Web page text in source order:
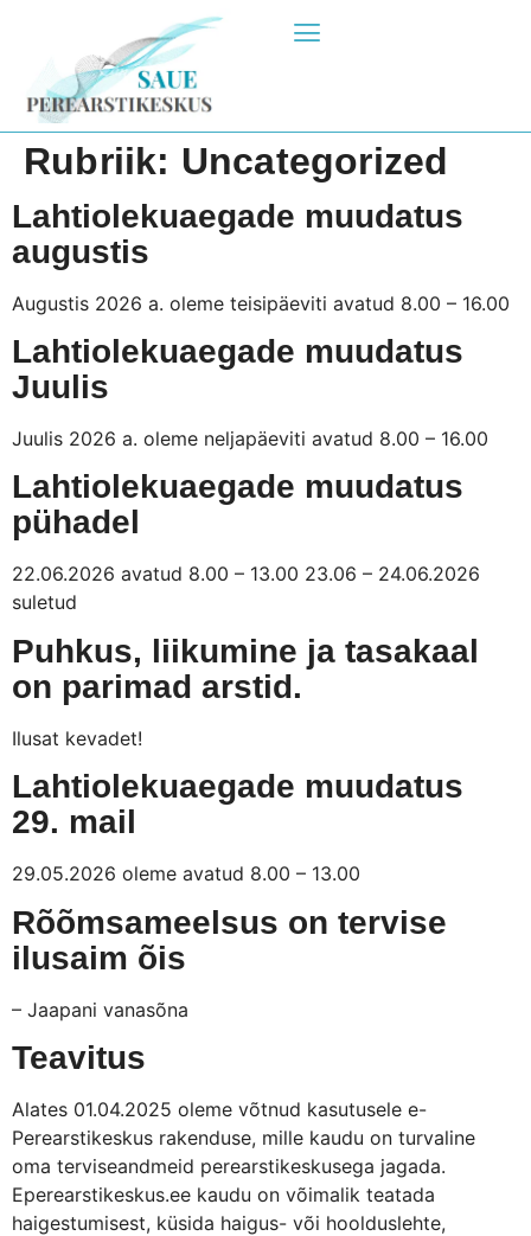
Rubriik: Uncategorized
Lahtiolekuaegade muudatus
augustis
Augustis 2026 a. oleme teisipäeviti avatud 8.00 – 16.00
Lahtiolekuaegade muudatus
Juulis
Juulis 2026 a. oleme neljapäeviti avatud 8.00 – 16.00
Lahtiolekuaegade muudatus
pühadel
22.06.2026 avatud 8.00 – 13.00 23.06 – 24.06.2026
suletud
Puhkus, liikumine ja tasakaal
on parimad arstid.
Ilusat kevadet!
Lahtiolekuaegade muudatus
29. mail
29.05.2026 oleme avatud 8.00 – 13.00
Rõõmsameelsus on tervise
ilusaim õis
– Jaapani vanasõna
Teavitus
Alates 01.04.2025 oleme võtnud kasutusele e-
Perearstikeskus rakenduse, mille kaudu on turvaline
oma terviseandmeid perearstikeskusega jagada.
Eperearstikeskus.ee kaudu on võimalik teatada
haigestumisest, küsida haigus- või hoolduslehte,